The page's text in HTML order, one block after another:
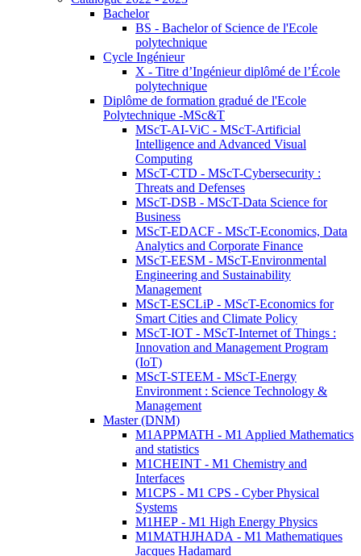
Bachelor
BS - Bachelor of Science de l'Ecole
polytechnique
Cycle Ingénieur
X - Titre d’Ingénieur diplômé de l’École
polytechnique
Diplôme de formation gradué de l'Ecole
Polytechnique -MSc&T
MScT-AI-ViC - MScT-Artificial
Intelligence and Advanced Visual
Computing
MScT-CTD - MScT-Cybersecurity :
Threats and Defenses
MScT-DSB - MScT-Data Science for
Business
MScT-EDACF - MScT-Economics, Data
Analytics and Corporate Finance
MScT-EESM - MScT-Environmental
Engineering and Sustainability
Management
MScT-ESCLiP - MScT-Economics for
Smart Cities and Climate Policy
MScT-IOT - MScT-Internet of Things :
Innovation and Management Program
(IoT)
MScT-STEEM - MScT-Energy
Environment : Science Technology &
Management
Master (DNM)
M1APPMATH - M1 Applied Mathematics
and statistics
M1CHEINT - M1 Chemistry and
Interfaces
M1CPS - M1 CPS - Cyber Physical
Systems
M1HEP - M1 High Energy Physics
M1MATHJHADA - M1 Mathematiques
Jacques Hadamard